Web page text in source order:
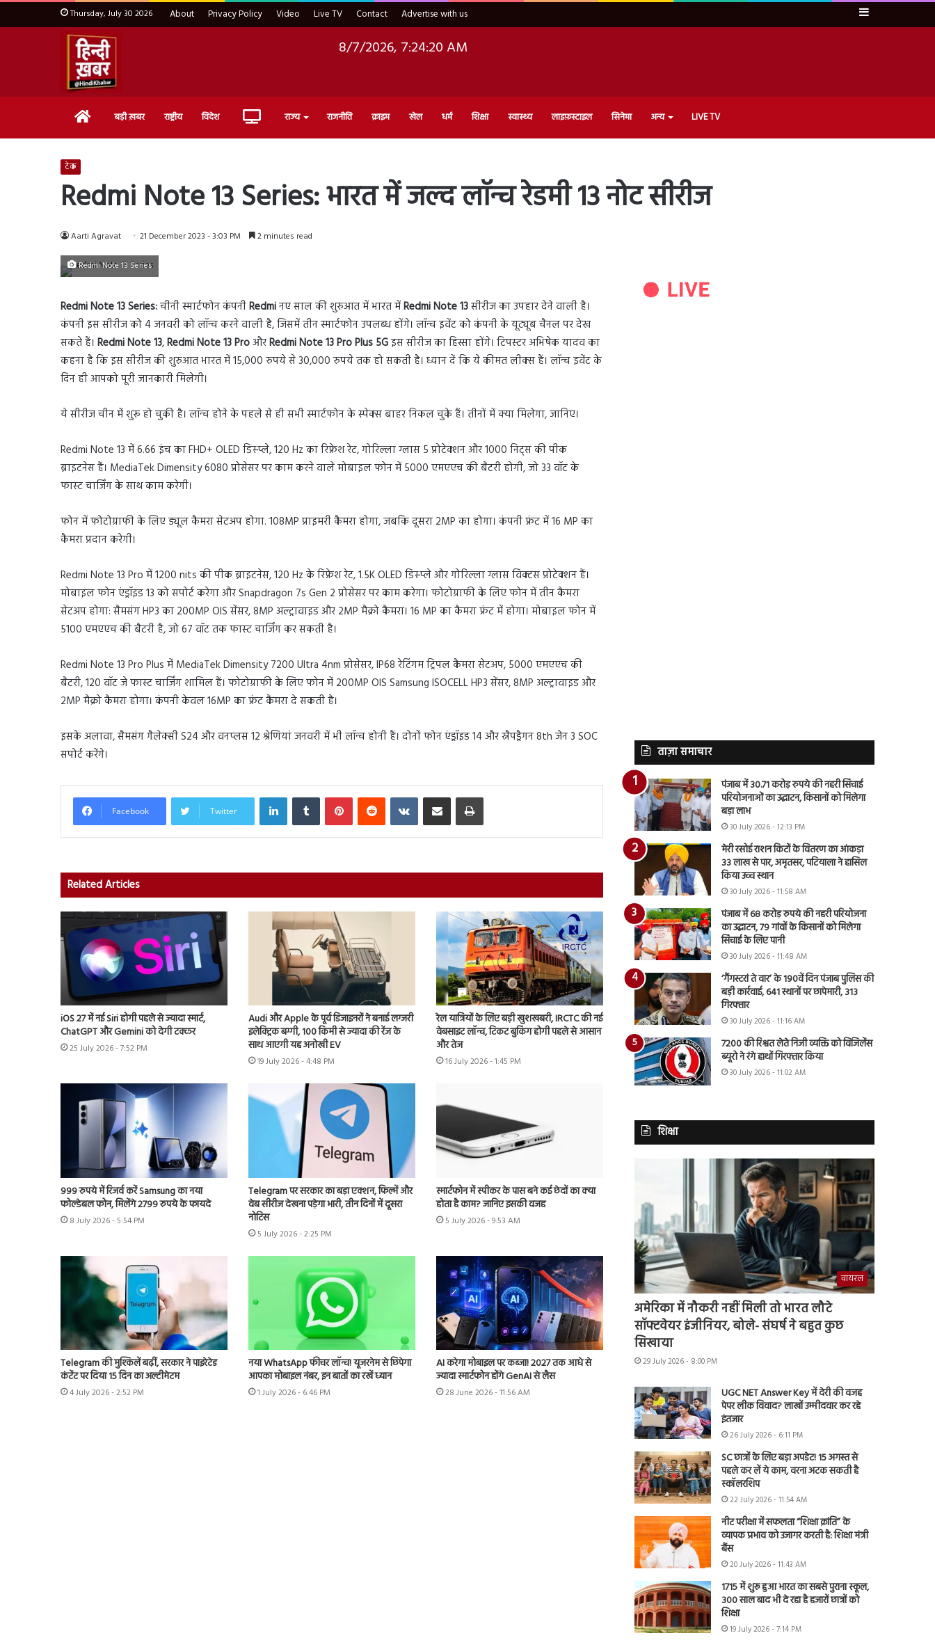
Thursday, July 30 2026 About Privacy Policy Video Live TV Contact Advertise with us Sidebar
8/7/2026, 7:24:21 AM
Home बड़ी ख़बर राष्ट्रीय विदेश Live राज्य राजनीति क्राइम खेल धर्म शिक्षा स्वास्थ्य लाइफ़स्टाइल सिनेमा अन्य LIVE TV
टेक
Redmi Note 13 Series: भारत में जल्द लॉन्च रेडमी 13 नोट सीरीज
Aarti Agravat 21 December 2023 - 3:03 PM 2 minutes read
Redmi Note 13 Series
Redmi Note 13 Series:चीनी स्मार्टफोन कंपनीRedmiनए साल की शुरुआत में भारत मेंRedmi Note 13सीरीज का उपहार देने वाली है।
कंपनी इस सीरीज को 4 जनवरी को लॉन्च करने वाली है, जिसमें तीन स्मार्टफोन उपलब्ध होंगे। लॉन्च इवेंट को कंपनी के यूट्यूब चैनल पर देख
सकते हैं। Redmi Note 13,Redmi Note 13 ProऔरRedmi Note 13 Pro Plus 5Gइस सीरीज का हिस्सा होंगे। टिपस्टर अभिषेक यादव का
कहना है कि इस सीरीज की शुरुआत भारत में 15,000 रुपये से 30,000 रुपये तक हो सकती है। ध्यान दें कि ये कीमत लीक्स हैं। लॉन्च इवेंट के
दिन ही आपको पूरी जानकारी मिलेगी।
ये सीरीज चीन में शुरू हो चुकी है। लॉन्च होने के पहले से ही सभी स्मार्टफोन के स्पेक्स बाहर निकल चुके हैं। तीनों में क्या मिलेगा, जानिए।
Redmi Note 13 में 6.66 इंच का FHD+ OLED डिस्प्ले, 120 Hz का रिफ्रेश रेट, गोरिल्ला ग्लास 5 प्रोटेक्शन और 1000 निट्स की पीक
ब्राइटनेस हैं। MediaTek Dimensity 6080 प्रोसेसर पर काम करने वाले मोबाइल फोन में 5000 एमएएच की बैटरी होगी, जो 33 वॉट के
फास्ट चार्जिंग के साथ काम करेगी।
फोन में फोटोग्राफी के लिए ड्यूल कैमरा सेटअप होगा. 108MP प्राइमरी कैमरा होगा, जबकि दूसरा 2MP का होगा। कंपनी फ्रंट में 16 MP का
कैमरा प्रदान करेगी।
Redmi Note 13 Pro में 1200 nits की पीक ब्राइटनेस, 120 Hz के रिफ्रेश रेट, 1.5K OLED डिस्प्ले और गोरिल्ला ग्लास विक्टस प्रोटेक्शन हैं।
मोबाइल फोन एंड्रॉइड 13 को सपोर्ट करेगा और Snapdragon 7s Gen 2 प्रोसेसर पर काम करेगा। फोटोग्राफी के लिए फोन में तीन कैमरा
सेटअप होगा: सैमसंग HP3 का 200MP OIS सेंसर, 8MP अल्ट्रावाइड और 2MP मैक्रो कैमरा। 16 MP का कैमरा फ्रंट में होगा। मोबाइल फोन में
5100 एमएएच की बैटरी है, जो 67 वॉट तक फास्ट चार्जिंग कर सकती है।
Redmi Note 13 Pro Plus में MediaTek Dimensity 7200 Ultra 4nm प्रोसेसर, IP68 रेटिंगम ट्रिपल कैमरा सेटअप, 5000 एमएएच की
बैटरी, 120 वॉट जे फास्ट चार्जिंग शामिल हैं। फोटोग्राफी के लिए फोन में 200MP OIS Samsung ISOCELL HP3 सेंसर, 8MP अल्ट्रावाइड और
2MP मैक्रो कैमरा होगा। कंपनी केवल 16MP का फ्रंट कैमरा दे सकती है।
इसके अलावा, सैमसंग गैलेक्सी S24 और वनप्लस 12 श्रेणियां जनवरी में भी लॉन्च होनी हैं। दोनों फोन एंड्रॉइड 14 और स्नैपड्रैगन 8th जेन 3 SOC
सपोर्ट करेंगे।
Facebook Twitter
LinkedInTumblr PinterestReddit VKontakteShare via Email Print
Related Articles
iOS 27 में नई Siri होगी पहले से ज्यादा स्मार्ट,
ChatGPT और Gemini को देगी टक्कर
25 July 2026 - 7:52 PM
Audi और Apple के पूर्व डिजाइनरों ने बनाई लग्जरी
इलेक्ट्रिक बग्गी, 100 किमी से ज्यादा की रेंज के
साथ आएगी यह अनोखी EV
19 July 2026 - 4:48 PM
रेल यात्रियों के लिए बड़ी खुशखबरी, IRCTC की नई
वेबसाइट लॉन्च, टिकट बुकिंग होगी पहले से आसान
और तेज
16 July 2026 - 1:45 PM
999 रुपये में रिजर्व करें Samsung का नया
फोल्डेबल फोन, मिलेंगे 2799 रुपये के फायदे
8 July 2026 - 5:54 PM
Telegram पर सरकार का बड़ा एक्शन, फिल्में और
वेब सीरीज देखना पड़ेगा भारी, तीन दिनों में दूसरा
नोटिस
5 July 2026 - 2:25 PM
स्मार्टफोन में स्पीकर के पास बने कई छेदों का क्या
होता है काम? जानिए इसकी वजह
5 July 2026 - 9:53 AM
Telegram की मुश्किलें बढ़ीं, सरकार ने पाइरेटेड
कंटेंट पर दिया 15 दिन का अल्टीमेटम
4 July 2026 - 2:52 PM
नया WhatsApp फीचर लॉन्च! यूजरनेम से छिपेगा
आपका मोबाइल नंबर, इन बातों का रखें ध्यान
1 July 2026 - 6:46 PM
AI करेगा मोबाइल पर कब्जा! 2027 तक आधे से
ज्यादा स्मार्टफोन होंगे GenAI से लैस
28 June 2026 - 11:56 AM
ताज़ा समाचार
पंजाब में 30.71 करोड़ रुपये की नहरी सिंचाई
परियोजनाओं का उद्घाटन, किसानों को मिलेगा
बड़ा लाभ
30 July 2026 - 12:13 PM
मेरी रसोई राशन किटों के वितरण का आंकड़ा
33 लाख से पार, अमृतसर, पटियाला ने हासिल
किया उच्च स्थान
30 July 2026 - 11:58 AM
पंजाब में 68 करोड़ रुपये की नहरी परियोजना
का उद्घाटन, 79 गांवों के किसानों को मिलेगा
सिंचाई के लिए पानी
30 July 2026 - 11:48 AM
‘गैंगस्टरां ते वार’ के 190वें दिन पंजाब पुलिस की
बड़ी कार्रवाई, 641 स्थानों पर छापेमारी, 313
गिरफ्तार
30 July 2026 - 11:16 AM
7200 की रिश्वत लेते निजी व्यक्ति को विजिलेंस
ब्यूरो ने रंगे हाथों गिरफ्तार किया
30 July 2026 - 11:02 AM
शिक्षा
वायरल
अमेरिका में नौकरी नहीं मिली तो भारत लौटे
सॉफ्टवेयर इंजीनियर, बोले- संघर्ष ने बहुत कुछ
सिखाया
29 July 2026 - 8:00 PM
UGC NET Answer Key में देरी की वजह
पेपर लीक विवाद? लाखों उम्मीदवार कर रहे
इंतजार
26 July 2026 - 6:11 PM
SC छात्रों के लिए बड़ा अपडेट! 15 अगस्त से
पहले कर लें ये काम, वरना अटक सकती है
स्कॉलरशिप
22 July 2026 - 11:54 AM
नीट परीक्षा में सफलता “शिक्षा क्रांति” के
व्यापक प्रभाव को उजागर करती है: शिक्षा मंत्री
बैंस
20 July 2026 - 11:43 AM
1715 में शुरू हुआ भारत का सबसे पुराना स्कूल,
300 साल बाद भी दे रहा है हजारों छात्रों को
शिक्षा
19 July 2026 - 7:14 PM